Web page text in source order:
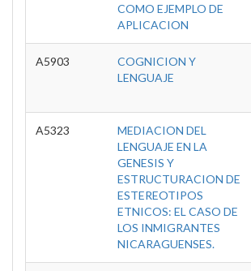
COMO EJEMPLO DE
APLICACION
A5903
COGNICION Y
LENGUAJE
A5323
MEDIACION DEL
LENGUAJE EN LA
GENESIS Y
ESTRUCTURACION DE
ESTEREOTIPOS
ETNICOS: EL CASO DE
LOS INMIGRANTES
NICARAGUENSES.